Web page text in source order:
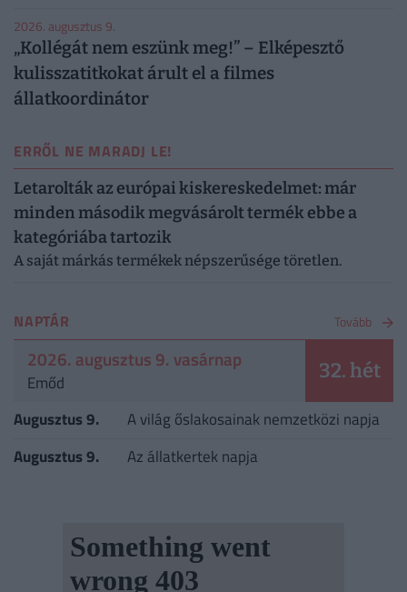
2026. augusztus 9.
„Kollégát nem eszünk meg!” – Elképesztő
kulisszatitkokat árult el a filmes
állatkoordinátor
ERRŐL NE MARADJ LE!
Letarolták az európai kiskereskedelmet: már
minden második megvásárolt termék ebbe a
kategóriába tartozik
A saját márkás termékek népszerűsége töretlen.
NAPTÁR Tovább
2026. augusztus 9. vasárnap
Emőd 32. hét
Augusztus 9.
A világ őslakosainak nemzetközi napja
Augusztus 9.
Az állatkertek napja